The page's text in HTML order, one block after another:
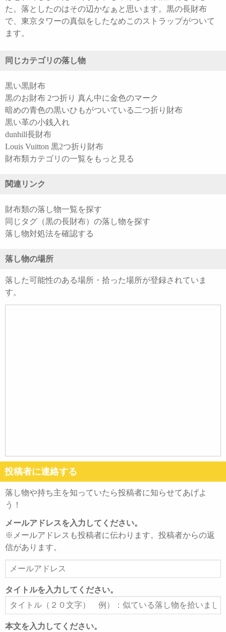
た。落としたのはその辺かなぁと思います。黒の長財布
で、東京タワーの真似をしたなめこのストラップがついて
ます。
同じカテゴリの落し物
黒い黒財布
黒のお財布 2つ折り 真ん中に金色のマーク
暗めの青色の黒いひもがついている二つ折り財布
黒い革の小銭入れ
dunhill長財布
Louis Vuitton 黒2つ折り財布
財布類カテゴリの一覧をもっと見る
関連リンク
財布類の落し物一覧を探す
同じタグ（黒の長財布）の落し物を探す
落し物対処法を確認する
落し物の場所
落した可能性のある場所・拾った場所が登録されていま
す。
投稿者に連絡する
落し物や持ち主を知っていたら投稿者に知らせてあげよ
う！
メールアドレスを入力してください。
※メールアドレスも投稿者に伝わります。投稿者からの返
信があります。
ー
ル
ア
ド
レ
タイトルを入力してください。
タ
イ
ト
本文を入力してください。